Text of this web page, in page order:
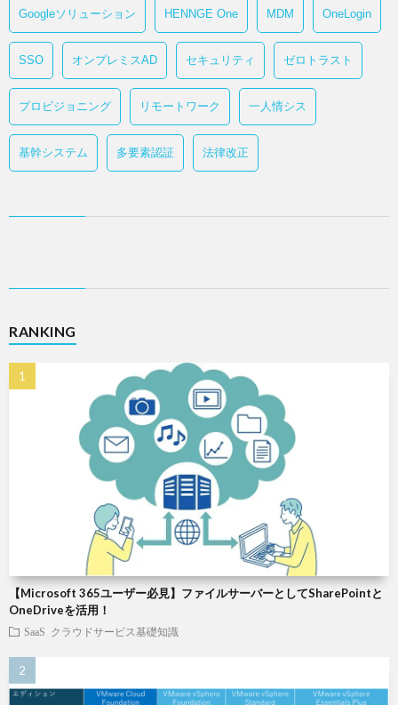
Googleソリューション HENNGE One MDM OneLogin
SSO オンプレミスAD セキュリティ ゼロトラスト
プロビジョニング リモートワーク 一人情シス
基幹システム 多要素認証 法律改正
RANKING
【Microsoft 365ユーザー必見】ファイルサーバーとしてSharePointと
OneDriveを活用！
SaaS クラウドサービス基礎知識